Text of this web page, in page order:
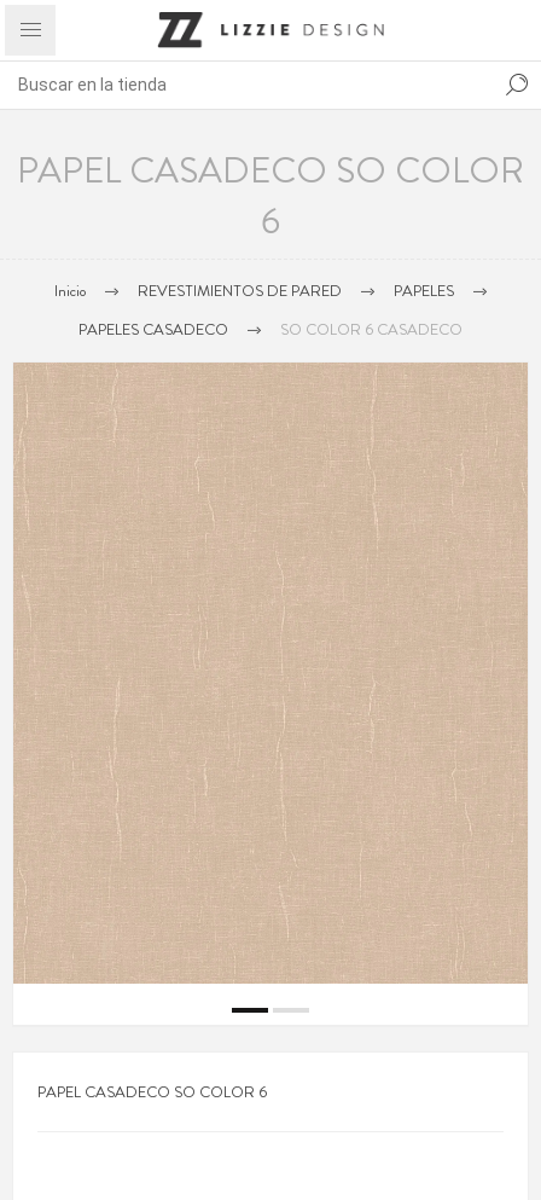
PAPEL CASADECO SO COLOR
6
Inicio REVESTIMIENTOS DE PARED
PAPELES
PAPELES CASADECO
SO COLOR 6 CASADECO
PAPEL CASADECO SO COLOR 6